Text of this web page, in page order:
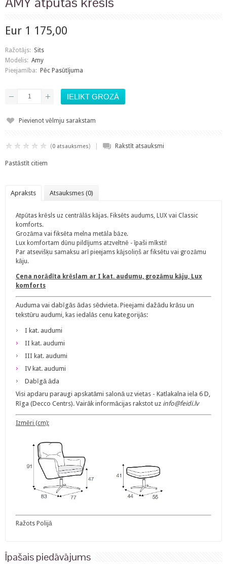
Eur 1 175,00
Ražotājs: Sits
Modelis: Amy
Pieejamība: Pēc Pasūtījuma
Pievienot vēlmju sarakstam
(0 atsauksmes) Rakstīt atsauksmi
Pastāstīt citiem
Apraksts Atsauksmes (0)
Atpūtas krēsls uz centrālās kājas. Fiksēts audums, LUX vai Classic
komforts.
Grozāma vai fiksēta melna metāla bāze.
Lux komfortam dūnu pildījums atzveltnē - īpaši mīksti!
Par atsevišķu samaksu arī pieejams kājsoliņš ar fiksētu vai grozāmu
kāju.
Cena norādīta krēslam ar I kat. audumu, grozāmu kāju, Lux
komforts
Auduma vai dabīgās ādas sēdvieta. Pieejami dažādu krāsu un
tekstūru audumi, kas iedalās cenu kategorijās:
I kat. audumi
II kat. audumi
III kat. audumi
IV kat. audumi
Dabīgā āda
Visi apdaru paraugi apskatāmi salonā uz vietas - Katlakalna iela 6 D,
Rīga (Decco Centrs). Vairāk informācijas rakstot uz info@feidi.lv
Izmēri (cm):
Ražots Polijā
Īpašais piedāvājums